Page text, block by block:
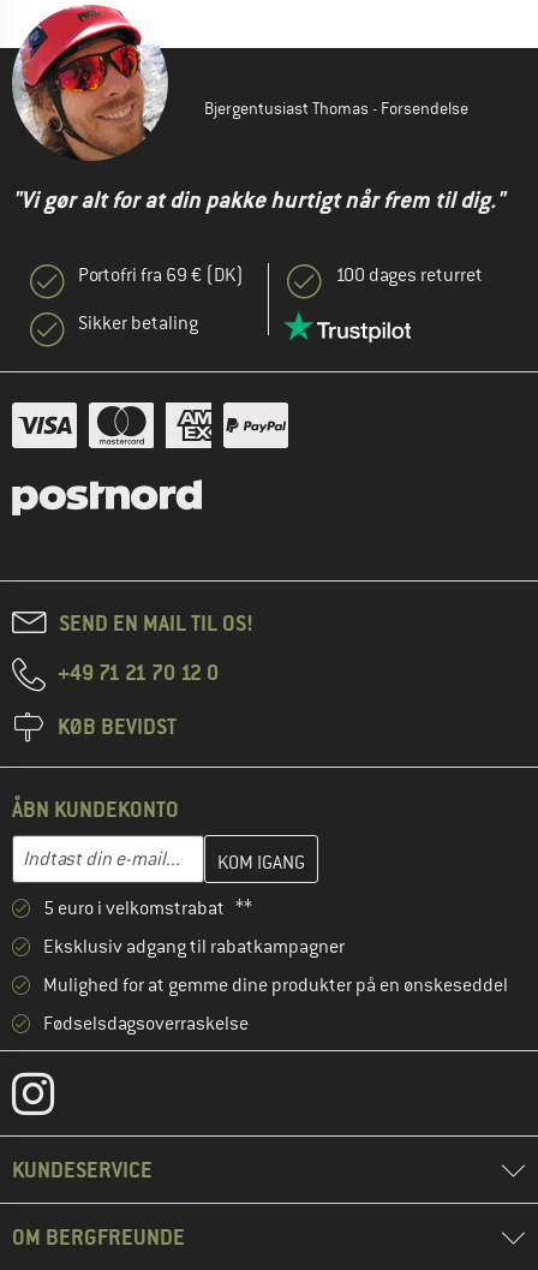
Bjergentusiast Thomas - Forsendelse
"Vi gør alt for at din pakke hurtigt når frem til dig."
Portofri fra 69 € (DK)
Sikker betaling
100 dages returret
SEND EN MAIL TIL OS!
+49 71 21 70 12 0
KØB BEVIDST
ÅBN KUNDEKONTO
E-mail-adresse
Indtast din e-mailadresse her, og opret i næste trin din
5 euro i velkomstrabat **
Eksklusiv adgang til rabatkampagner
Mulighed for at gemme dine produkter på en ønskeseddel
Fødselsdagsoverraskelse
KUNDESERVICE
OM BERGFREUNDE